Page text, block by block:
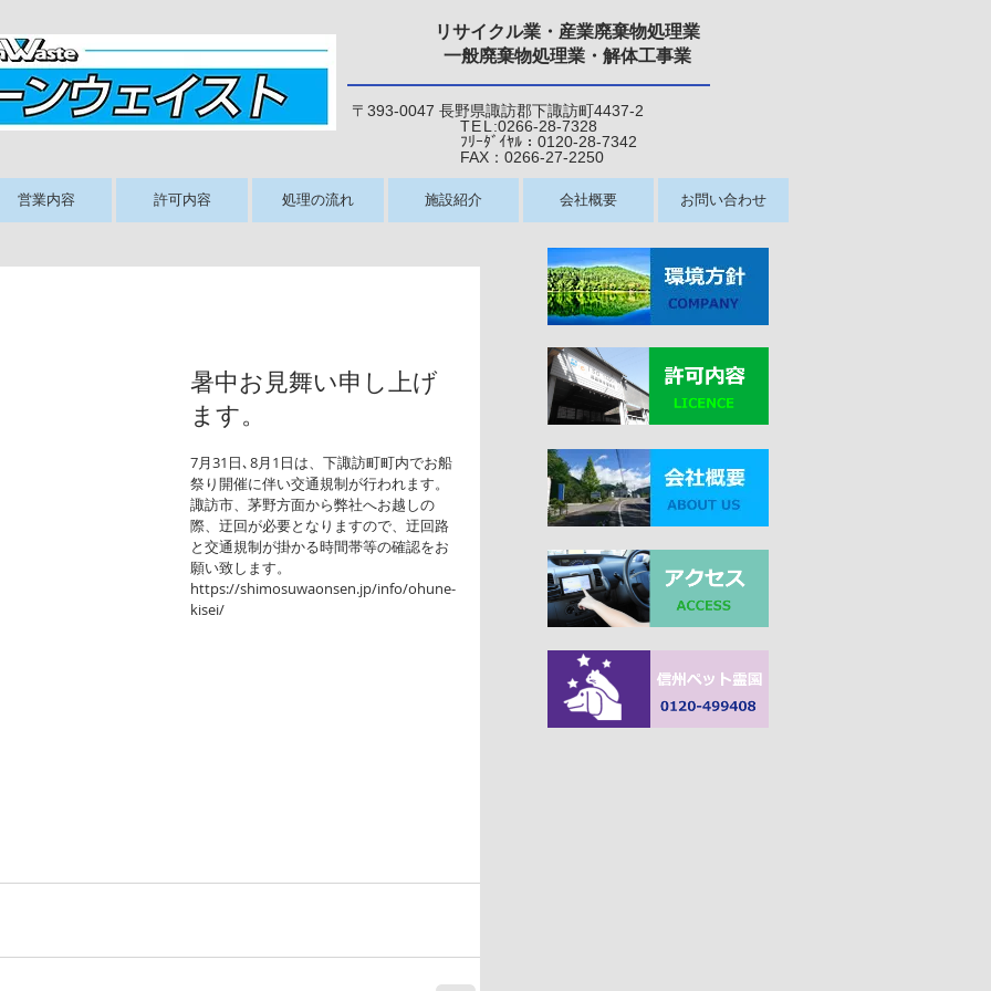
リサイクル業・産業廃棄物処理業
一般廃棄物処理業・解体工事業
〒393-0047 長野県諏訪郡下諏訪町4437-2
TEL :0266-28-7328
ﾌﾘｰﾀﾞｲﾔﾙ：0120-28-7342
​ FAX：0266-27-2250
営業内容 許可内容 処理の流れ 施設紹介 会社概要 お問い合わせ
暑中お見舞い申し上げ
ます。
7月31日､8月1日は、下諏訪町町内でお船
祭り開催に伴い交通規制が行われます。
諏訪市、茅野方面から弊社へお越しの
際、迂回が必要となりますので、迂回路
と交通規制が掛かる時間帯等の確認をお
願い致します。
https://shimosuwaonsen.jp/info/ohune-
kisei/